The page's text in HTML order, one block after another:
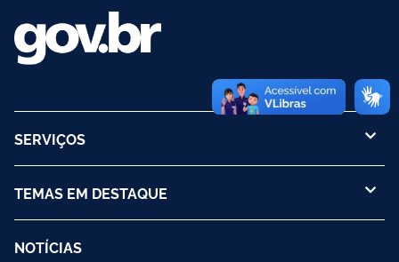
SERVIÇOS
TEMAS EM DESTAQUE
NOTÍCIAS